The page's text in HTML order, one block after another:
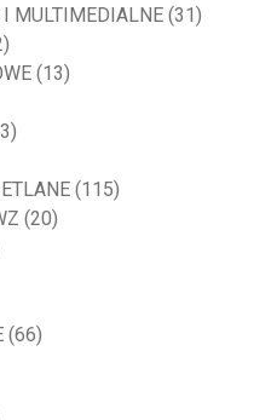
I MULTIMEDIALNE (31)
(13)
(115)
(20)
(66)